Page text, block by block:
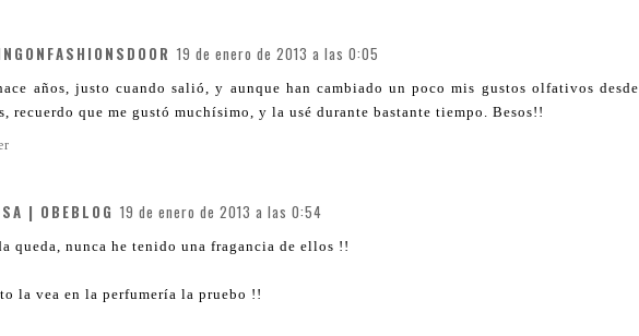
19 de enero de 2013 a las 0:05
años, justo cuando salió, y aunque han cambiado un poco mis gustos olfativos desde
recuerdo que me gustó muchísimo, y la usé durante bastante tiempo. Besos!!
| OBEBLOG 19 de enero de 2013 a las 0:54
queda, nunca he tenido una fragancia de ellos !!
la vea en la perfumería la pruebo !!